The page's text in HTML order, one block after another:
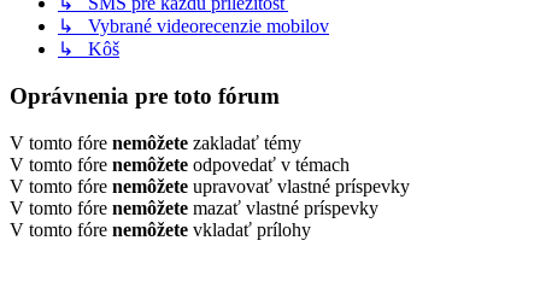
↳ Vybrané videorecenzie mobilov
↳ Kôš
Oprávnenia pre toto fórum
V tomto fóre nemôžete zakladať témy
V tomto fóre nemôžete odpovedať v témach
V tomto fóre nemôžete upravovať vlastné príspevky
V tomto fóre nemôžete mazať vlastné príspevky
V tomto fóre nemôžete vkladať prílohy